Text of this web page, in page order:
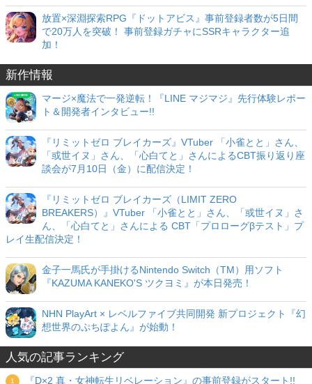
放置×深淵探索RPG『ドットアビス』事前登録者数が5日間
で20万人を突破！ 事前登録ガチャにSSRキャラクター追
加！
新作情報
マージ×魔法で一発逆転！『LINE マジマジ』先行体験レポー
ト＆開発者インタビュー!!
『リミットゼロ ブレイカーズ』VTuber 「小雀とと」さん、
「或世イヌ」さん、「心白てと」さんによるCBT振り返り座
談会が7月10日（金）に配信決定！
『リミットゼロ ブレイカーズ（LIMIT ZERO
BREAKERS）』VTuber 「小雀とと」さん、「或世イヌ」さ
ん、「心白てと」さんによる CBT「プロローグβテスト」プ
レイ生配信決定！
金子一馬氏が手掛けるNintendo Switch（TM）用ソフト
『KAZUMA KANEKO'S ツクヨミ』が本日発売！
NHN PlayArt × レベルファイブ共同開発 新プロジェクト『幻
想世界のぷちぽよん』が始動！
人気の記事ランキング
『D×2 真・女神転生リベレーション』の事前登録がスタート!!